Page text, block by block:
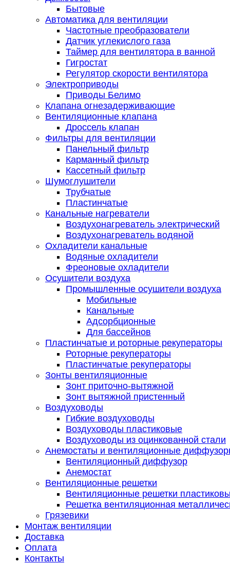
Бытовые
Автоматика для вентиляции
Частотные преобразователи
Датчик углекислого газа
Таймер для вентилятора в ванной
Гигростат
Регулятор скорости вентилятора
Электроприводы
Приводы Белимо
Клапана огнезадерживающие
Вентиляционные клапана
Дроссель клапан
Фильтры для вентиляции
Панельный фильтр
Карманный фильтр
Кассетный фильтр
Шумоглушители
Трубчатые
Пластинчатые
Канальные нагреватели
Воздухонагреватель электрический
Воздухонагреватель водяной
Охладители канальные
Водяные охладители
Фреоновые охладители
Осушители воздуха
Промышленные осушители воздуха
Мобильные
Канальные
Адсорбционные
Для бассейнов
Пластинчатые и роторные рекуператоры
Роторные рекуператоры
Пластинчатые рекуператоры
Зонты вентиляционные
Зонт приточно-вытяжной
Зонт вытяжной пристенный
Воздуховоды
Гибкие воздуховоды
Воздуховоды пластиковые
Воздуховоды из оцинкованной стали
Анемостаты и вентиляционные
Вентиляционный диффузор
Анемостат
Вентиляционные решетки
Вентиляционные решетки
Решетка вентиляционная
Грязевики
Монтаж вентиляции
Доставка
Оплата
Контакты